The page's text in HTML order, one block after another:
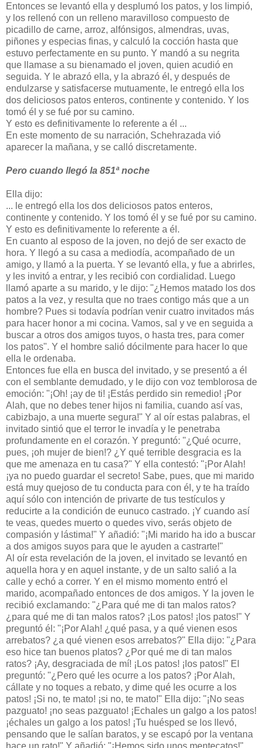
Entonces se levantó ella y desplumó los patos, y los limpió,
y los rellenó con un relleno maravilloso compuesto de
picadillo de carne, arroz, alfónsigos, almendras, uvas,
piñones y especias finas, y calculó la cocción hasta que
estuvo perfectamente en su punto. Y mandó a su negrita
que llamase a su bienamado el joven, quien acudió en
seguida. Y le abrazó ella, y la abrazó él, y después de
endulzarse y satisfacerse mutuamente, le entregó ella los
dos deliciosos patos enteros, continente y contenido. Y los
tomó él y se fué por su camino.
Y esto es definitivamente lo referente a él ...
En este momento de su narración, Schehrazada vió
aparecer la mañana, y se calló discretamente.
Pero cuando llegó la 851ª noche
Ella dijo:
... le entregó ella los dos deliciosos patos enteros,
continente y contenido. Y los tomó él y se fué por su camino.
Y esto es definitivamente lo referente a él.
En cuanto al esposo de la joven, no dejó de ser exacto de
hora. Y llegó a su casa a mediodía, acompañado de un
amigo, y llamó a la puerta. Y se levantó ella, y fue a abrirles,
y les invitó a entrar, y les recibió con cordialidad. Luego
llamó aparte a su marido, y le dijo: "¿Hemos matado los dos
patos a la vez, y resulta que no traes contigo más que a un
hombre? Pues si todavía podrían venir cuatro invitados más
para hacer honor a mi cocina. Vamos, sal y ve en seguida a
buscar a otros dos amigos tuyos, o hasta tres, para comer
los patos". Y el hombre salió dócilmente para hacer lo que
ella le ordenaba.
Entonces fue ella en busca del invitado, y se presentó a él
con el semblante demudado, y le dijo con voz temblorosa de
emoción: "¡Oh! ¡ay de ti! ¡Estás perdido sin remedio! ¡Por
Alah, que no debes tener hijos ni familia, cuando así vas,
cabizbajo, a una muerte segura!" Y al oír estas palabras, el
invitado sintió que el terror le invadía y le penetraba
profundamente en el corazón. Y preguntó: "¿Qué ocurre,
pues, ¡oh mujer de bien!? ¿Y qué terrible desgracia es la
que me amenaza en tu casa?" Y ella contestó: "¡Por Alah!
¡ya no puedo guardar el secreto! Sabe, pues, que mi marido
está muy quejoso de tu conducta para con él, y te ha traído
aquí sólo con intención de privarte de tus testículos y
reducirte a la condición de eunuco castrado. ¡Y cuando así
te veas, quedes muerto o quedes vivo, serás objeto de
compasión y lástima!" Y añadió: "¡Mi marido ha ido a buscar
a dos amigos suyos para que le ayuden a castrarte!"
Al oír esta revelación de la joven, el invitado se levantó en
aquella hora y en aquel instante, y de un salto salió a la
calle y echó a correr. Y en el mismo momento entró el
marido, acompañado entonces de dos amigos. Y la joven le
recibió exclamando: "¿Para qué me di tan malos ratos?
¿para qué me di tan malos ratos? ¡Los patos! ¡los patos!" Y
preguntó él: "¡Por Alah! ¿qué pasa, y a qué vienen esos
arrebatos? ¿a qué vienen esos arrebatos?" Ella dijo: "¿Para
eso hice tan buenos platos? ¿Por qué me di tan malos
ratos? ¡Ay, desgraciada de mí! ¡Los patos! ¡los patos!" El
preguntó: "¿Pero qué les ocurre a los patos? ¡Por Alah,
cállate y no toques a rebato, y dime qué les ocurre a los
patos! ¡Si no, te mato! ¡si no, te mato!" Ella dijo: "¡No seas
pazguato! ¡no seas pazguato! ¡Echales un galgo a los patos!
¡échales un galgo a los patos! ¡Tu huésped se los llevó,
pensando que le salían baratos, y se escapó por la ventana
hace un rato!" Y añadió: "¡Hemos sido unos mentecatos!"